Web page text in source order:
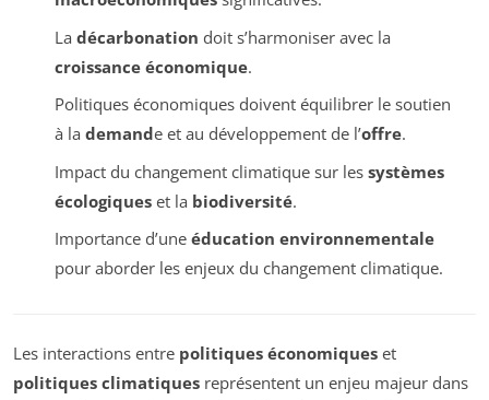
La décarbonation doit s’harmoniser avec la
croissance économique.
Politiques économiques doivent équilibrer le soutien
à la demande et au développement de l’offre.
Impact du changement climatique sur les systèmes
écologiqueset la biodiversité.
Importance d’une éducation environnementale
pour aborder les enjeux du changement climatique.
Les interactions entre politiques économiques et
politiques climatiques représentent un enjeu majeur dans